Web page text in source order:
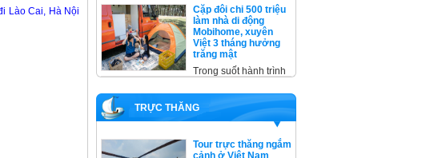
Lào Cai, Hà Nội
cải tạo, không thể
không kể
Cặp đôi chi 500 triệu
làm nhà di động
Mobihome, xuyên
Việt 3 tháng hưởng
trăng mật
Trong suốt hành trình
TRỰC THĂNG
Tour trực thăng ngắm
cảnh ở Việt Nam